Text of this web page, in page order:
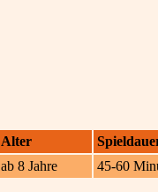
Alter
ab 8 Jahre 45-60